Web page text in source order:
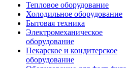
Тепловое оборудование
Холодильное оборудование
Бытовая техника
Электромеханическое
оборудование
Пекарское и кондитерское
оборудование